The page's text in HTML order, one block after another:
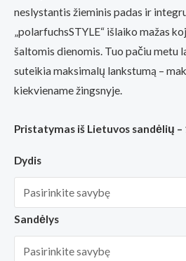
neslystantis žieminis padas ir
„polarfuchsSTYLE“ išlaiko mažas
šaltomis dienomis. Tuo pačiu metu
suteikia maksimalų lankstumą –
kiekviename žingsnyje.
Pristatymas iš Lietuvos sandėlių –
Dydis
Sandėlys